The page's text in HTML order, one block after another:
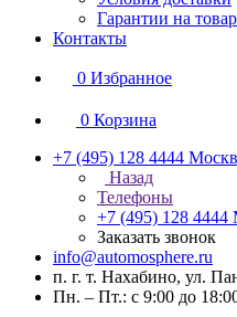
Гарантии на товар
Контакты
0 Избранное
0 Корзина
+7 (495) 128 4444
Назад
Телефоны
+7 (495) 128 4444
Заказать звонок
info@automosphere.ru
п. г. т. Нахабино, ул.
Пн. – Пт.: с 9:00 до